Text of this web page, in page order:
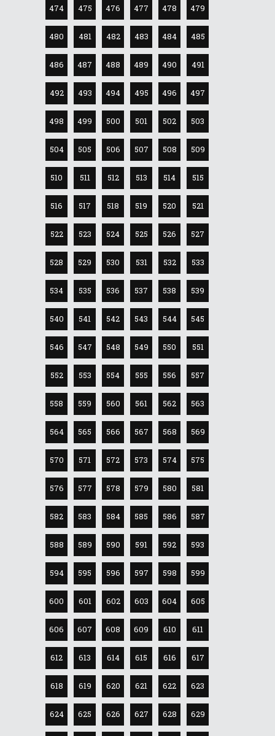
474 475 476 477 478 479
480 481 482 483 484 485
486 487 488 489 490 491
492 493 494 495 496 497
498 499 500 501 502 503
504 505 506 507 508 509
510 511 512 513 514 515
516 517 518 519 520 521
522 523 524 525 526 527
528 529 530 531 532 533
534 535 536 537 538 539
540 541 542 543 544 545
546 547 548 549 550 551
552 553 554 555 556 557
558 559 560 561 562 563
564 565 566 567 568 569
570 571 572 573 574 575
576 577 578 579 580 581
582 583 584 585 586 587
588 589 590 591 592 593
594 595 596 597 598 599
600 601 602 603 604 605
606 607 608 609 610 611
612 613 614 615 616 617
618 619 620 621 622 623
624 625 626 627 628 629